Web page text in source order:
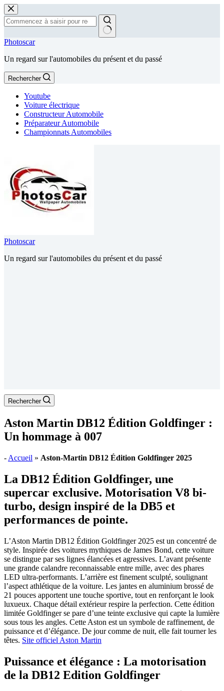
Passer
au
contenu
Aucun
Photoscar
Un regard sur l'automobiles du présent et du passé
Rechercher
Youtube
Voiture électrique
Constructeur Automobile
Préparateur Automobile
Championnats Automobiles
Photoscar
Un regard sur l'automobiles du présent et du passé
Rechercher
Aston Martin DB12 Édition Goldfinger :
Un hommage à 007
- Accueil » Aston-Martin DB12 Édition Goldfinger 2025
La DB12 Édition Goldfinger, une
supercar exclusive. Motorisation V8 bi-
turbo, design inspiré de la DB5 et
performances de pointe.
L’Aston Martin DB12 Édition Goldfinger 2025 est un concentré de
style. Inspirée des voitures mythiques de James Bond, cette voiture
se distingue par ses lignes élancées et agressives. L’avant présente
une grande calandre reconnaissable entre mille, avec des phares
LED ultra-performants. L’arrière est finement sculpté, soulignant
l’aspect athlétique de la voiture. Les jantes en aluminium brossé de
21 pouces apportent une touche sportive, tout en renforçant le look
luxueux. Chaque détail extérieur respire la perfection. Cette édition
limitée Goldfinger se pare d’une teinte exclusive qui capte la lumière
sous tous les angles. Cette Aston est un symbole de raffinement, de
puissance et d’élégance. De jour comme de nuit, elle fait tourner les
têtes. Site officiel Aston Martin
Puissance et élégance : La motorisation
de la DB12 Edition Goldfinger